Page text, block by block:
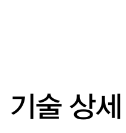
기술 상